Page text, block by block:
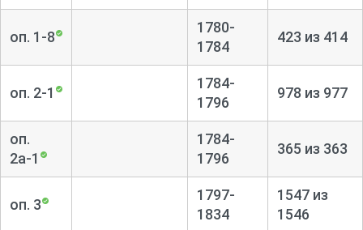
оп. 1-8
1780-
1784
423 из 414
оп. 2-1
1784-
1796
978 из 977
оп.
2а-1
1784-
1796
365 из 363
оп. 3
1797-
1834
1547 из
1546